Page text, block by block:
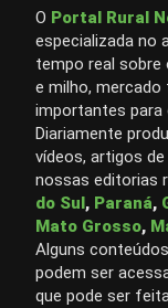
O Portal Rural
especializada no
tempo real sobre
e milho,
importantes para
Diariamente
vídeos, artigos
nossas editorias
do Sul, Paraná,
Mato Grosso,
Alguns
podem ser
que pode ser